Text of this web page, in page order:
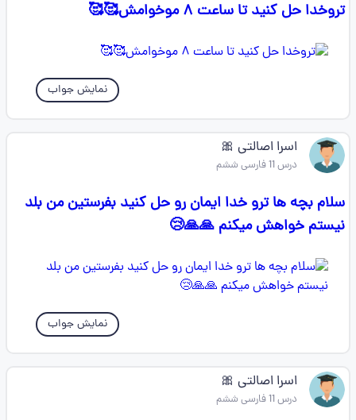
تروخدا حل کنید تا ساعت ۸ موخوامش🥰🥰
نمایش جواب
اسرا اصالتی 🎀
درس 11 فارسی ششم
سلام بچه ها ترو خدا ایمان رو حل کنید بفرستین من بلد
نیستم خواهش میکنم 🙏🙏😢
نمایش جواب
اسرا اصالتی 🎀
درس 11 فارسی ششم